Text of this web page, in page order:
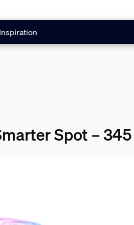
Inspiration
Spot –